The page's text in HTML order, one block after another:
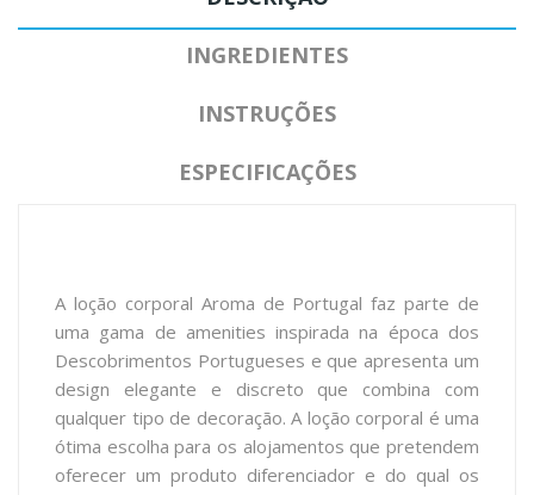
INGREDIENTES
INSTRUÇÕES
ESPECIFICAÇÕES
A loção corporal Aroma de Portugal faz parte de
uma gama de amenities inspirada na época dos
Descobrimentos Portugueses e que apresenta um
design elegante e discreto que combina com
qualquer tipo de decoração. A loção corporal é uma
ótima escolha para os alojamentos que pretendem
oferecer um produto diferenciador e do qual os